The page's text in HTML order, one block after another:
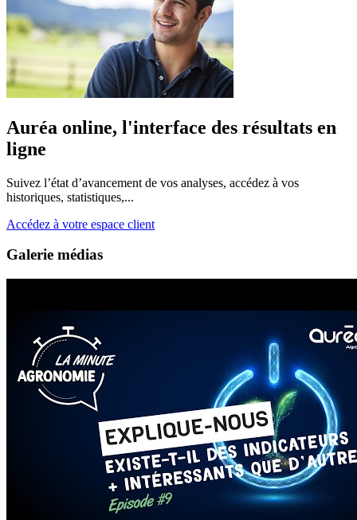
Auréa online, l'interface des résultats en
ligne
Suivez l’état d’avancement de vos analyses, accédez à vos
historiques, statistiques,...
Accédez à votre espace client
Galerie médias